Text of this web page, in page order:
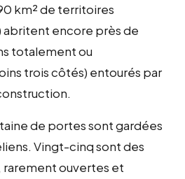
km² de territoires
abritent encore près de
totalement ou
trois côtés) entourés par
de portes sont gardées
Vingt-cinq sont des
rarement ouvertes et